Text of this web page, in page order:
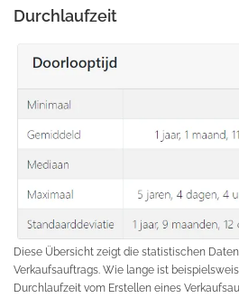
Durchlaufzeit
Diese Übersicht zeigt die statistischen
Verkaufsauftrags. Wie lange ist
Durchlaufzeit vom Erstellen eines